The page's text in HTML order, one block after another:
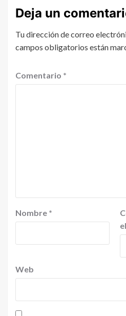
Deja un
Tu dirección de correo
campos obligatorios están
Comentario *
Nombre *
Web